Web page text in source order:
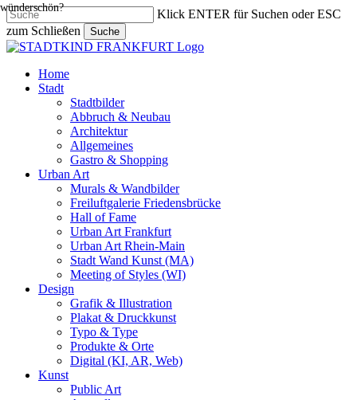
Skip
to
main
content
Klick ENTER für Suchen oder ESC
zum Schließen
Suche
Close
search
Menu
Home
Stadt
Stadtbilder
Abbruch & Neubau
Architektur
Allgemeines
Gastro & Shopping
Urban Art
Murals & Wandbilder
Freiluftgalerie Friedensbrücke
Hall of Fame
Urban Art Frankfurt
Urban Art Rhein-Main
Stadt Wand Kunst (MA)
Meeting of Styles (WI)
Design
Grafik & Illustration
Plakat & Druckkunst
Typo & Type
Produkte & Orte
Digital (KI, AR, Web)
Kunst
Public Art
wünderschön?